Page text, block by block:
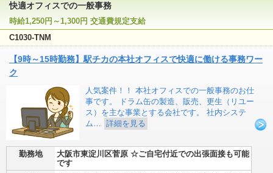
快適オフィスでの一般事務
時給1,250円～1,300円 交通費規定支給
C1030-TNM
【9時～15時勤務】駅チカの本社オフィスで快適に働ける事務ワー
ク
人気案件！！ 本社オフィスでの一般事務のお仕
事です。 ドラム缶の製造、販売、更生（リユー
ス）を主な事業とする会社です。 社内システ
ム…
詳細を見る
勤務地
大阪市東淀川区菅原 ☆ご自宅付近での出張面接も可能
です